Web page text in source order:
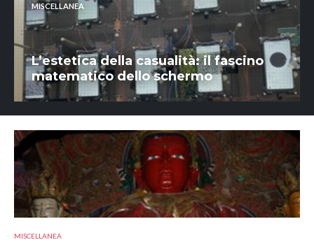
MISCELLANEA
L’estetica della casualità: il fascino
matematico dello schermo
MISCELLANEA